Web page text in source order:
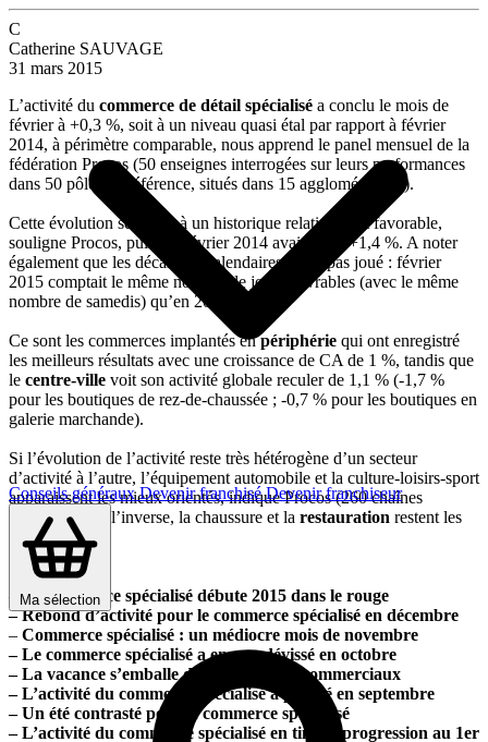
Conseils générauxDevenir franchiséDevenir franchiseur
Ma sélection
C
Catherine SAUVAGE
31 mars 2015
L’activité du commerce de détail spécialisé a conclu le mois de
février à +0,3 %, soit à un niveau quasi étal par rapport à février
2014, à périmètre comparable, nous apprend le panel mensuel de la
fédération Procos (50 enseignes interrogées sur leurs performances
dans 50 pôles de référence, situés dans 15 agglomérations).
Cette évolution se réfère à un historique relativement favorable,
souligne Procos, puisque février 2014 avait fini à +1,4 %. A noter
également que les décalages calendaires n’ont pas joué : février
2015 comptait le même nombre de jours ouvrables (avec le même
nombre de samedis) qu’en 2014.
Ce sont les commerces implantés enpériphérie qui ont enregistré
les meilleurs résultats avec une croissance de CA de 1 %, tandis que
le centre-ville voit son activité globale reculer de 1,1 % (-1,7 %
pour les boutiques de rez-de-chaussée ; -0,7 % pour les boutiques en
galerie marchande).
Si l’évolution de l’activité reste très hétérogène d’un secteur
d’activité à l’autre, l’équipement automobile et la culture-loisirs-sport
apparaissent les mieux orientés, indique Procos (260 chaînes
adhérentes). A l’inverse, la chaussure et la restauration restent les
plus à la peine.
A lire aussi :
– Le commerce spécialisé débute 2015 dans le rouge
– Rebond d’activité pour le commerce spécialisé en décembre
– Commerce spécialisé : un médiocre mois de novembre
– Le commerce spécialisé a encore dévissé en octobre
– La vacance s’emballe dans les centres commerciaux
– L’activité du commerce spécialisé a plongé en septembre
– Un été contrasté pour le commerce spécialisé
– L’activité du commerce spécialisé en timide progression au 1er